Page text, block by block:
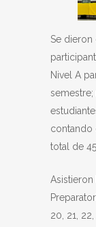
Se dieron
Nivel A
contando
total de
Asistieron
20, 21,